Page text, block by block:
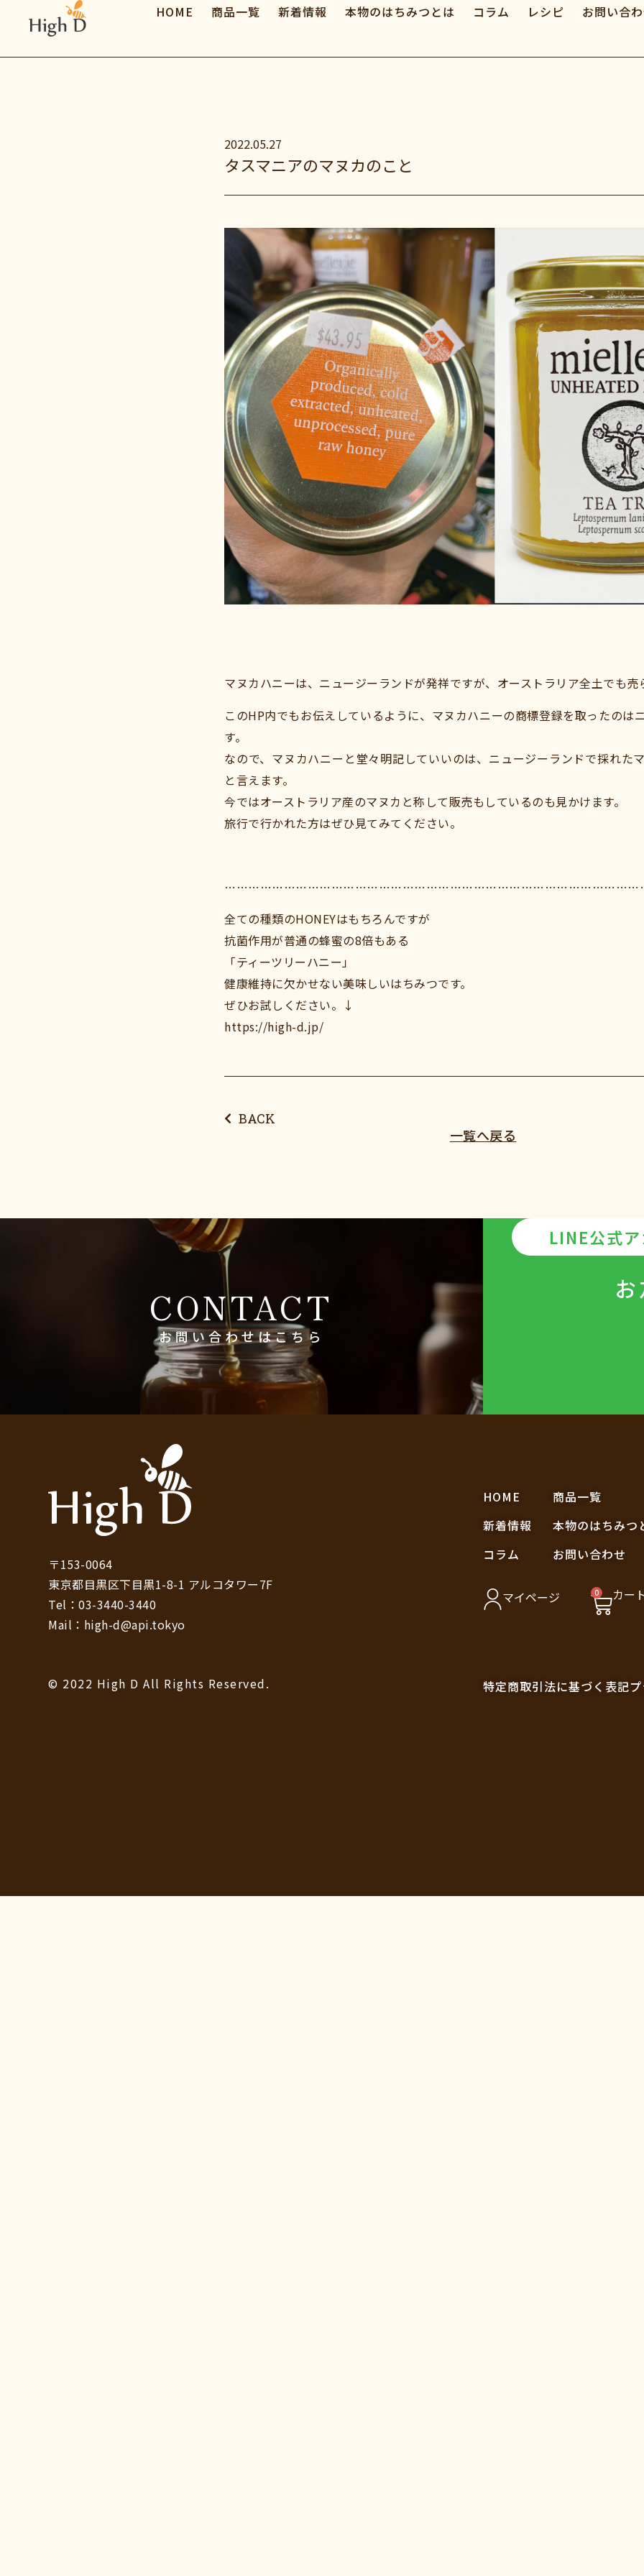
HOME 商品一覧 新着情報 本物のはちみつとは コラム レシピ お問い合
2022.05.27
タスマニアのマヌカのこと
マヌカハニーは、ニュージーランドが発祥ですが、オーストラリア全土でも売
このHP内でもお伝えしているように、マヌカハニーの商標登録を取ったのは
す。
なので、マヌカハニーと堂々明記していいのは、ニュージーランドで採れた
と言えます。
今ではオーストラリア産のマヌカと称して販売もしているのも見かけます。
旅行で行かれた方はぜひ見てみてください。
全ての種類のHONEYはもちろんですが
抗菌作用が普通の蜂蜜の8倍もある
「ティーツリーハニー」
健康維持に欠かせない美味しいはちみつです。
ぜひお試しください。↓
https://high-d.jp/
BACK
一覧へ戻る
CONTACT
お問い合わせはこちら
LINE公式
〒153-0064
東京都目黒区下目黒1-8-1 アルコタワー7F
Tel：03-3440-3440
Mail：high-d@api.tokyo
HOME
新着情報
コラム
商品一覧
本物のはちみつ
お問い合わせ
マイページ 0 カー
© 2022 High D All Rights Reserved. 特定商取引法に基づく表記